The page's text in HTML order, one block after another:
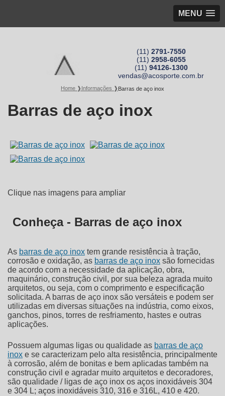
MENU
(11) 2791-7550
(11) 2958-6055
(11) 94126-1300
vendas@acosporte.com.br
Home ❱Informações ❱Barras de aço inox
Barras de aço inox
Clique nas imagens para ampliar
Conheça - Barras de aço inox
As barras de aço inox tem grande resistência à tração,
corrosão e oxidação, as barras de aço inox são fornecidas
de acordo com a necessidade da aplicação, obra,
maquinário, construção civil, por sua beleza agrada muito
arquitetos, ou seja, com o comprimento e especificação
solicitada. A barras de aço inox são versáteis e podem ser
utilizadas em diversas situações na indústria, como eixos,
ganchos, pinos, torres de resfriamento, hastes e outras
aplicações.
Possuem algumas ligas ou qualidade as barras de aço
inox e se caracterizam pelo alta resistência, principalmente
à corrosão, além de bonitas e bem aplicadas também na
construção civil e agradar muito arquitetos e decoradores,
são qualidade / ligas de aço inox os aços inoxidáveis 304
e 304 L; aços inoxidáveis 310, 316 e 316L, 410 e 420.